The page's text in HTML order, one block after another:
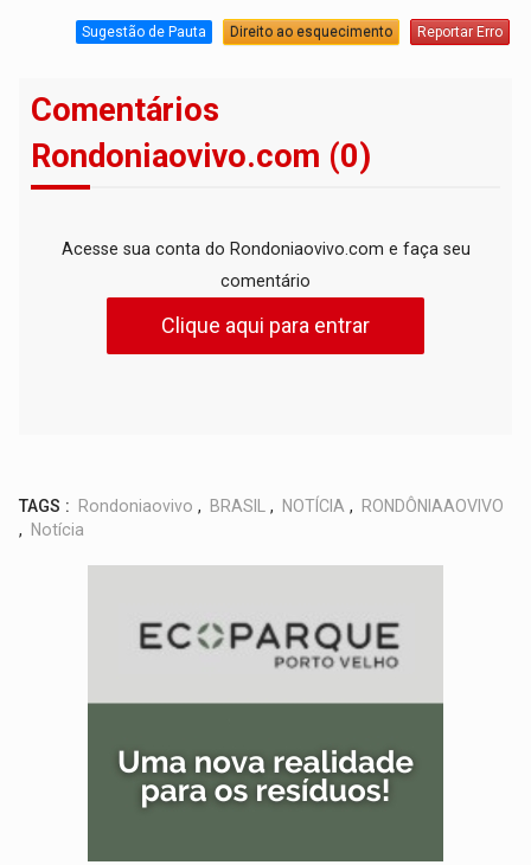
Sugestão de Pauta Direito ao esquecimento Reportar Erro
Comentários
Rondoniaovivo.com (0)
Acesse sua conta do Rondoniaovivo.com e faça seu
comentário
Clique aqui para entrar
TAGS : Rondoniaovivo , BRASIL , NOTÍCIA ,
RONDÔNIAAOVIVO
,
Notícia